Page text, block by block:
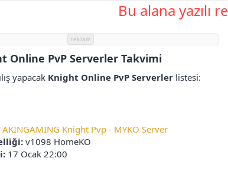
Bu alana yazılı
reklam
Online PvP Serverler Takvimi
yapacak Knight Online PvP Serverler listesi:
AKINGAMING Knight Pvp - MYKO Server
v1098 HomeKO
17 Ocak 22:00